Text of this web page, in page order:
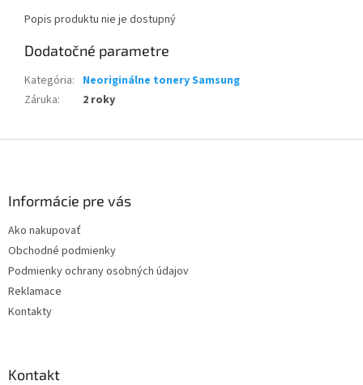
Popis produktu nie je dostupný
Dodatočné parametre
Kategória: Neoriginálne tonery Samsung
Záruka: 2 roky
Informácie pre vás
Ako nakupovať
Obchodné podmienky
Podmienky ochrany osobných údajov
Reklamace
Kontakty
Kontakt